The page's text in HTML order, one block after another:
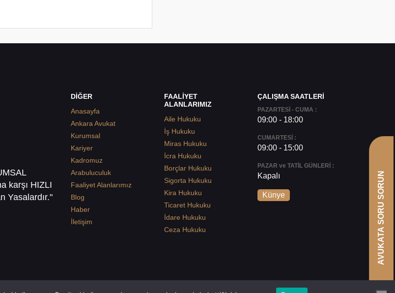
karşı HIZLI
Yasalardır."
DİĞER
Anasayfa
Ankara Avukat
Kurumsal
Kariyer
Kadromuz
Arabuluculuk
Faaliyet Alanlarımız
Blog
Haber
İletişim
FAALİYET
ALANLARIMIZ
Aile Hukuku
İş Hukuku
Miras Hukuku
İcra Hukuku
Borçlar Hukuku
Sigorta Hukuku
Kira Hukuku
Ticaret Hukuku
İdare Hukuku
Ceza Hukuku
ÇALIŞMA SAATLERİ
PAZARTESİ - CUMA :
09:00 - 18:00
CUMARTESİ :
09:00 - 15:00
PAZAR ve TATİL GÜNLERİ :
Kapalı
Künye AVUKATA SORU SORUN